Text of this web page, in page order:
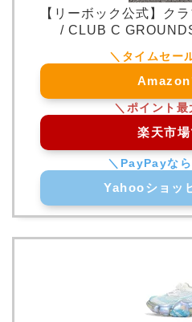
【リーボック公式】ク
/ CLUB C
Amazon
楽天市
Yahooショッ